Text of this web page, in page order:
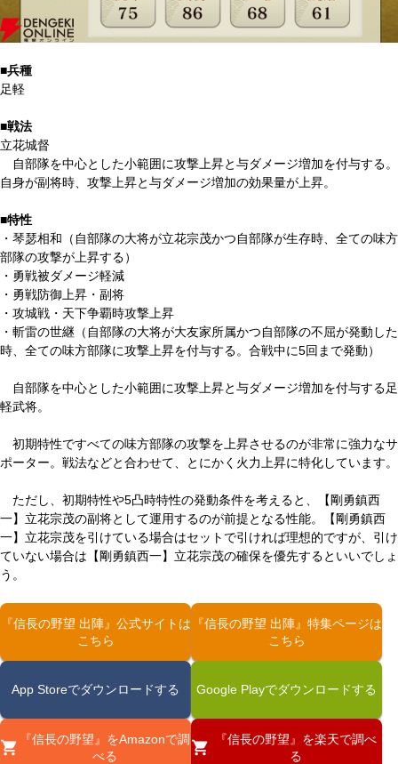
■兵種
足軽
■戦法
立花城督
自部隊を中心とした小範囲に攻撃上昇と与ダメージ増加を付与する。
自身が副将時、攻撃上昇と与ダメージ増加の効果量が上昇。
■特性
・琴瑟相和（自部隊の大将が立花宗茂かつ自部隊が生存時、全ての味方
部隊の攻撃が上昇する）
・勇戦被ダメージ軽減
・勇戦防御上昇・副将
・攻城戦・天下争覇時攻撃上昇
・斬雷の世継（自部隊の大将が大友家所属かつ自部隊の不屈が発動した
時、全ての味方部隊に攻撃上昇を付与する。合戦中に5回まで発動）
自部隊を中心とした小範囲に攻撃上昇と与ダメージ増加を付与する足
軽武将。
初期特性ですべての味方部隊の攻撃を上昇させるのが非常に強力なサ
ポーター。戦法などと合わせて、とにかく火力上昇に特化しています。
ただし、初期特性や5凸時特性の発動条件を考えると、【剛勇鎮西
一】立花宗茂の副将として運用するのが前提となる性能。【剛勇鎮西
一】立花宗茂を引けている場合はセットで引ければ理想的ですが、引け
ていない場合は【剛勇鎮西一】立花宗茂の確保を優先するといいでしょ
う。
『信長の野望 出陣』公式サイトは
こちら
『信長の野望 出陣』特集ページは
こちら
App Storeでダウンロードする Google Playでダウンロードする
『信長の野望』をAmazonで調
べる
『信長の野望』を楽天で調べ
る